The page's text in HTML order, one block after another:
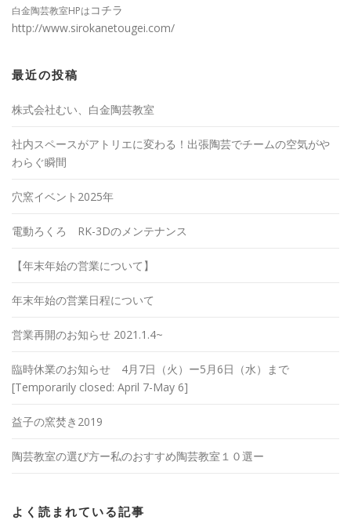
白金陶芸教室HPはコチラ
http://www.sirokanetougei.com/
最近の投稿
株式会社むい、白金陶芸教室
社内スペースがアトリエに変わる！出張陶芸でチームの空気がや
わらぐ瞬間
穴窯イベント2025年
電動ろくろ RK-3Dのメンテナンス
【年末年始の営業について】
年末年始の営業日程について
営業再開のお知らせ 2021.1.4~
臨時休業のお知らせ 4月7日（火）ー5月6日（水）まで
[Temporarily closed: April 7-May 6]
益子の窯焚き2019
陶芸教室の選び方ー私のおすすめ陶芸教室１０選ー
よく読まれている記事